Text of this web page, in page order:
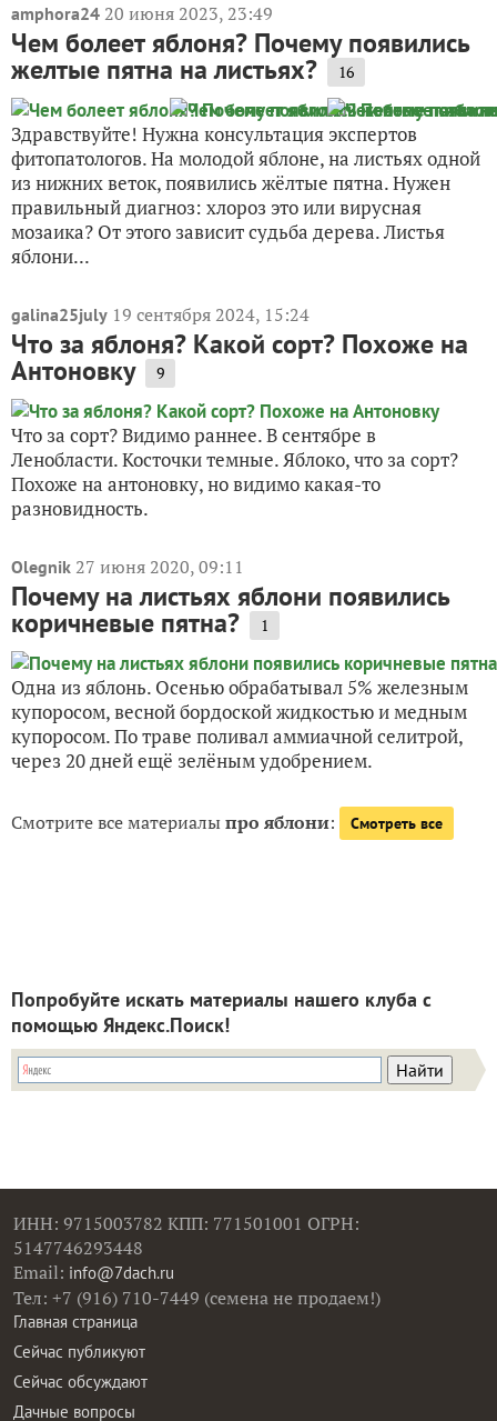
amphora24 20 июня 2023, 23:49
Чем болеет яблоня? Почему появились
желтые пятна на листьях? 16
Здравствуйте! Нужна консультация экспертов
фитопатологов. На молодой яблоне, на листьях одной
из нижних веток, появились жёлтые пятна. Нужен
правильный диагноз: хлороз это или вирусная
мозаика? От этого зависит судьба дерева. Листья
яблони...
galina25july 19 сентября 2024, 15:24
Что за яблоня? Какой сорт? Похоже на
Антоновку 9
Что за сорт? Видимо раннее. В сентябре в
Ленобласти. Косточки темные. Яблоко, что за сорт?
Похоже на антоновку, но видимо какая-то
разновидность.
Olegnik 27 июня 2020, 09:11
Почему на листьях яблони появились
коричневые пятна? 1
Одна из яблонь. Осенью обрабатывал 5% железным
купоросом, весной бордоской жидкостью и медным
купоросом. По траве поливал аммиачной селитрой,
через 20 дней ещё зелёным удобрением.
Смотрите все материалыпро яблони: Смотреть все
Попробуйте искать материалы нашего клуба с
помощью Яндекс.Поиск!
ИНН: 9715003782 КПП: 771501001 ОГРН:
5147746293448
Email: info@7dach.ru
Тел: +7 (916) 710-7449 (семена не продаем!)
Главная страница
Сейчас публикуют
Сейчас обсуждают
Дачные вопросы